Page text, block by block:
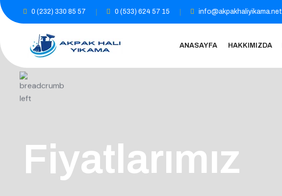
0 (232) 330 85 57 0 (533) 624 57 15 info@akpakhaliyikama.net
ANASAYFA HAKKIMIZDA
Fiyatlarımız